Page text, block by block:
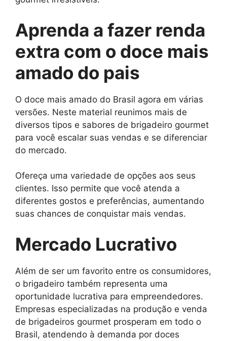
Aprenda a fazer renda
extra com o doce mais
amado do pais
O doce mais amado do Brasil agora em várias
versões. Neste material reunimos mais de
diversos tipos e sabores de brigadeiro gourmet
para você escalar suas vendas e se diferenciar
do mercado.
Ofereça uma variedade de opções aos seus
clientes. Isso permite que você atenda a
diferentes gostos e preferências, aumentando
suas chances de conquistar mais vendas.
Mercado Lucrativo
Além de ser um favorito entre os consumidores,
o brigadeiro também representa uma
oportunidade lucrativa para empreendedores.
Empresas especializadas na produção e venda
de brigadeiros gourmet prosperam em todo o
Brasil, atendendo à demanda por doces